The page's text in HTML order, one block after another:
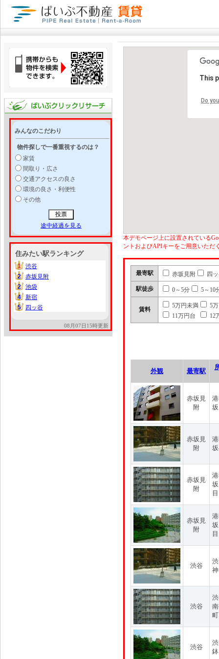
みんなのこだわり
物件探しで一番重視するのは？
家賃
間取り・広さ
交通アクセスの良さ
環境の良さ・利便性
その他
途中経過を見る
住みたい駅ランキング
1
1
渋谷
2
2
赤坂見附
2
2
池袋
4
4
新宿
5
5 四ッ谷
08月07日15時更新
This
Do
本デモページ上に設置されている
ントおよびAPIキーをご用意いただ
最寄駅 赤坂見附 四
駅徒歩 0～5分 5～10
賃料
5万円未満
5
11万円台
12
外観 最寄駅
赤坂見
附
赤坂見
附
赤坂見
附
目
赤坂見
附
目
渋谷
渋谷
渋谷